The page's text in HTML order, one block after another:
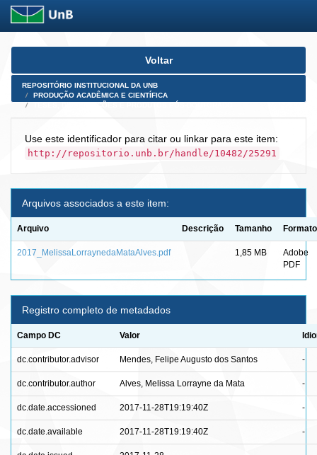
Skip
Voltar
REPOSITÓRIO INSTITUCIONAL DA UNB
PRODUÇÃO ACADÊMICA E CIENTÍFICA
Use este identificador para citar ou linkar para este item:
http://repositorio.unb.br/handle/10482/25291
Arquivos associados a este item:
Arquivo Descrição Tamanho Formato
2017_MelissaLorraynedaMataAlves.pdf 1,85 MB
Adobe
PDF
Registro completo de metadados
Campo DC Valor
dc.contributor.advisor Mendes, Felipe Augusto dos Santos -
dc.contributor.author Alves, Melissa Lorrayne da Mata -
dc.date.accessioned 2017-11-28T19:19:40Z -
dc.date.available 2017-11-28T19:19:40Z -